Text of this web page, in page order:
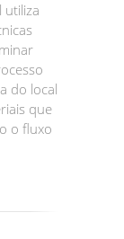
utiliza
do local
que
o fluxo